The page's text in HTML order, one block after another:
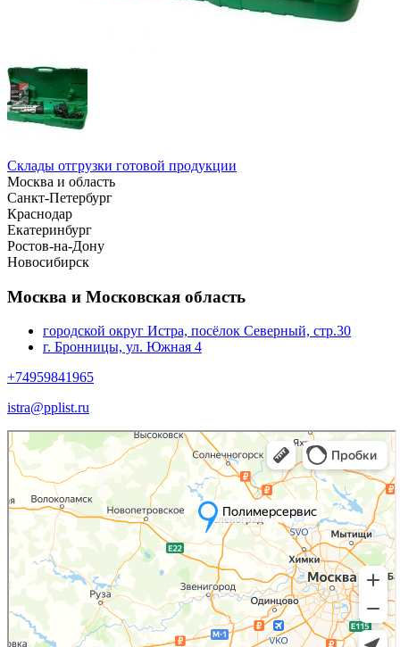
Склады отгрузки готовой продукции
Москва и область
Санкт-Петербург
Краснодар
Екатеринбург
Ростов-на-Дону
Новосибирск
Москва и Московская область
городской округ Истра, посёлок Северный, стр.30
г. Бронницы, ул. Южная 4
+74959841965
istra@pplist.ru